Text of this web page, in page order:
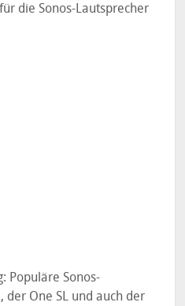
die Sonos-Lautsprecher
Populäre Sonos-
der One SL und auch der